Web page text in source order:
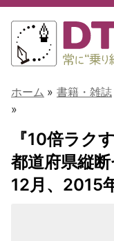
ホーム » 書籍・雑誌
»
『10倍ラク
都道府県縦
12月、2015